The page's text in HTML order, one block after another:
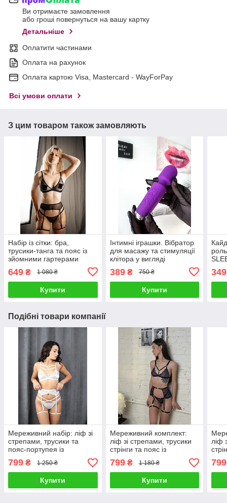
Ви отримаєте замовлення
або гроші повернуться на вашу картку
Детальніше
Оплатити частинами
Оплата на рахунок
Оплата картою Visa, Mastercard - WayForPay
Всі умови оплати
З цим товаром також замовляють
Набір із сітки: бра,
трусики-танга та пояс із
зйомними гартерами
649 ₴ 1 080 ₴
Купити
Інтимні іграшки. Вібратор
для масажу та стимуляції
клітора у вигляді
389₴ 750 ₴
Купити
349
Подібні товари компанії
Мереживний набір: ліф зі
стрепами, трусики та
пояс-портупея із
гартерами
799 ₴ 1 250 ₴
Купити
Мереживний комплект:
ліф зі стрепами, трусики
стрінги та пояс із
зйомними гартерами
799₴ 1 180 ₴
Купити
ліф
799